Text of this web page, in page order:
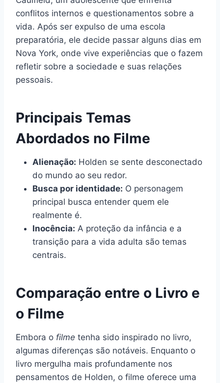
conflitos internos e questionamentos sobre a
vida. Após ser expulso de uma escola
preparatória, ele decide passar alguns dias em
Nova York, onde vive experiências que o fazem
refletir sobre a sociedade e suas relações
pessoais.
Principais Temas
Abordados no Filme
Alienação: Holden se sente desconectado
do mundo ao seu redor.
Busca por identidade: O personagem
principal busca entender quem ele
realmente é.
Inocência: A proteção da infância e a
transição para a vida adulta são temas
centrais.
Comparação entre o Livro e
o Filme
Embora o filme tenha sido inspirado no livro,
algumas diferenças são notáveis. Enquanto o
livro mergulha mais profundamente nos
pensamentos de Holden, o filme oferece uma